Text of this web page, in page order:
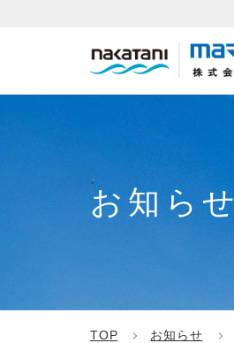
お知らせ
TOP お知らせ